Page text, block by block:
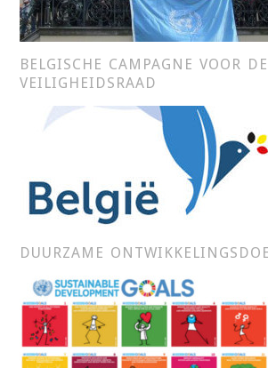
BELGISCHE CAMPAGNE VOOR DE
VEILIGHEIDSRAAD
DUURZAME